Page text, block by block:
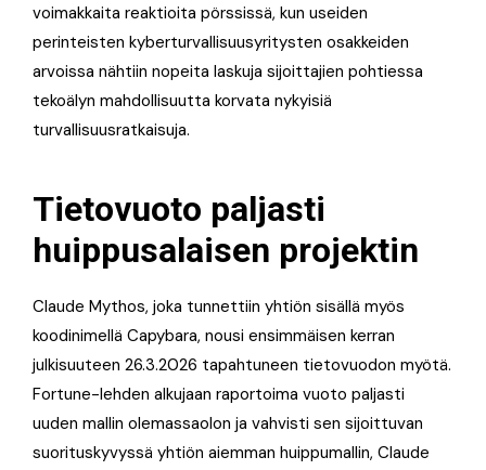
voimakkaita reaktioita pörssissä, kun useiden
perinteisten kyberturvallisuusyritysten osakkeiden
arvoissa nähtiin nopeita laskuja sijoittajien pohtiessa
tekoälyn mahdollisuutta korvata nykyisiä
turvallisuusratkaisuja.
Tietovuoto paljasti
huippusalaisen projektin
Claude Mythos, joka tunnettiin yhtiön sisällä myös
koodinimellä Capybara, nousi ensimmäisen kerran
julkisuuteen 26.3.2026 tapahtuneen tietovuodon myötä.
Fortune-lehden alkujaan raportoima vuoto paljasti
uuden mallin olemassaolon ja vahvisti sen sijoittuvan
suorituskyvyssä yhtiön aiemman huippumallin, Claude